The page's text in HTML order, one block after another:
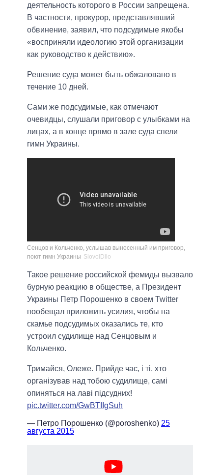
деятельность которого в России запрещена.
В частности, прокурор, представлявший
обвинение, заявил, что подсудимые якобы
«восприняли идеологию этой организации
как руководство к действию».
Решение суда может быть обжаловано в
течение 10 дней.
Сами же подсудимые, как отмечают
очевидцы, слушали приговор с улыбками на
лицах, а в конце прямо в зале суда спели
гимн Украины.
Сенцов и Кольченко, услышав вынесенный им приговор,
поют гимн Украины SlovoiDilo
Такое решение российской фемиды вызвало
бурную реакцию в обществе, а Президент
Украины Петр Порошенко в своем Twitter
пообещал приложить усилия, чтобы на
скамье подсудимых оказались те, кто
устроил судилище над Сенцовым и
Кольченко.
Тримайся, Олеже. Прийде час, і ті, хто
організував над тобою судилище, самі
опиняться на лаві підсудних!
pic.twitter.com/GwBTIIgSuh
— Петро Порошенко (@poroshenko) 25
августа 2015